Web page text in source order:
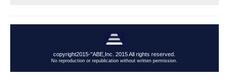
copyright2015-"ABE,Inc. 2015 All rights reserved.
No reproduction or republication without written permission.